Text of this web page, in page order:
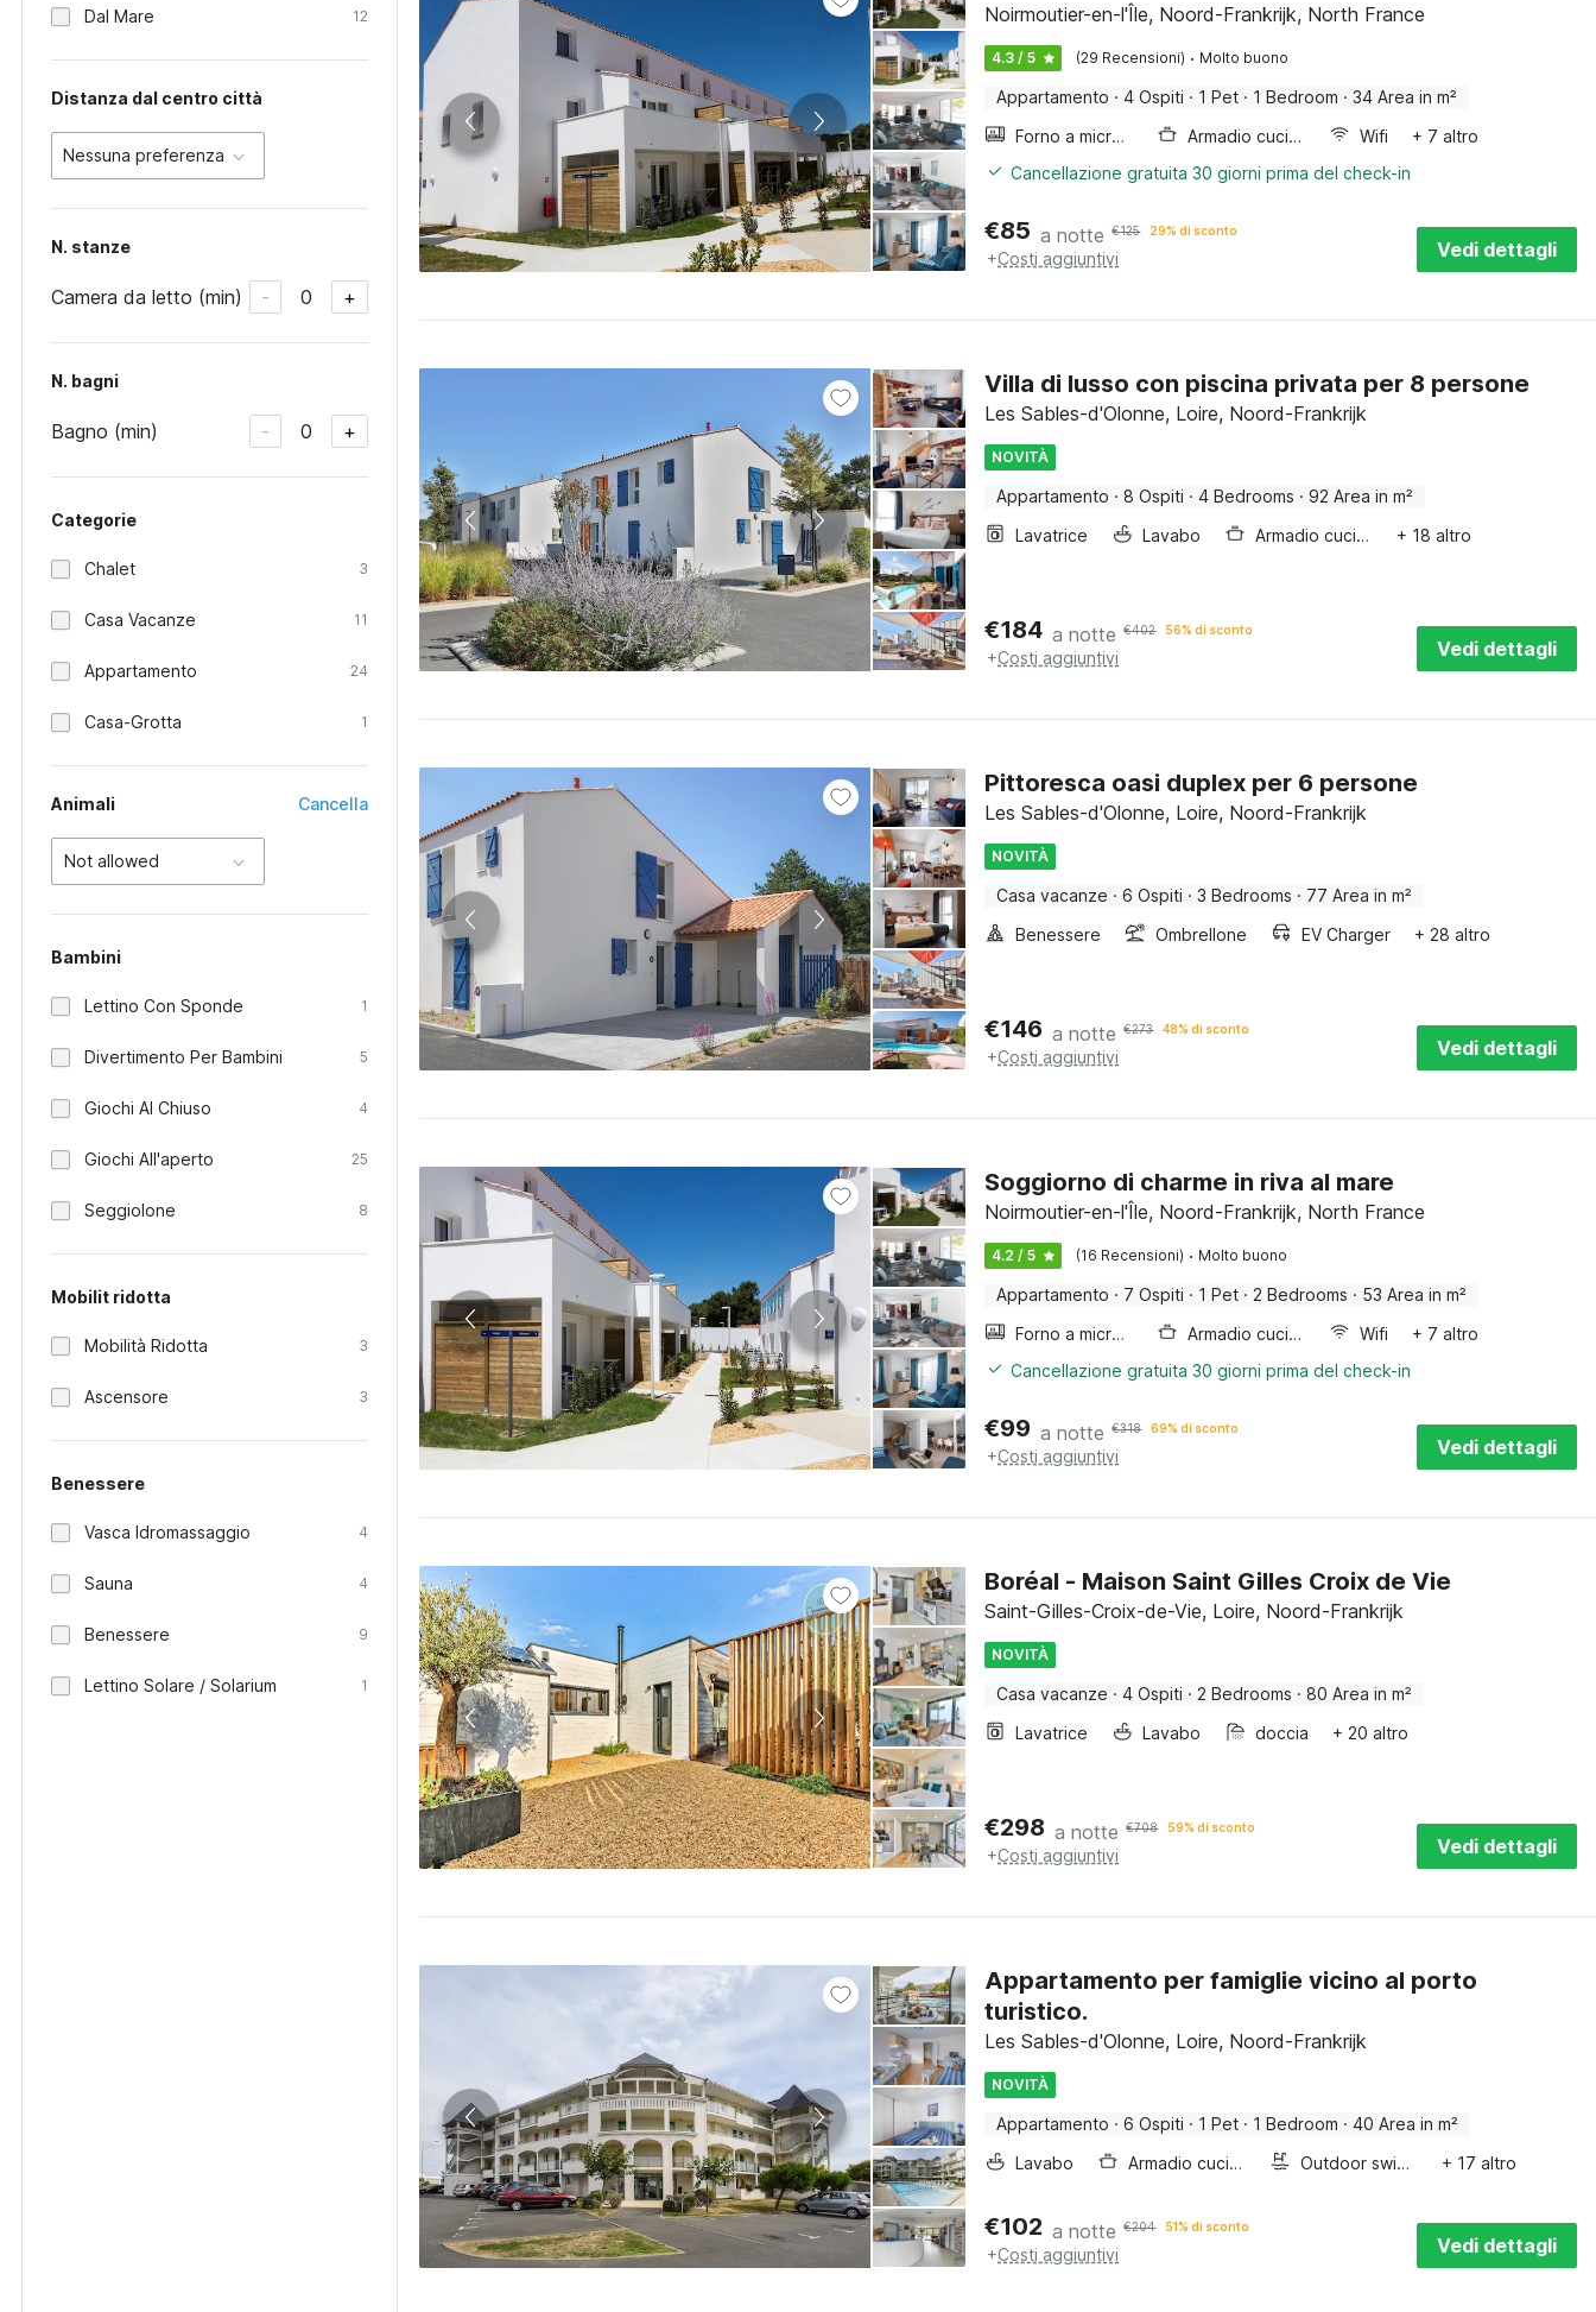
Dal Mare 12
Distanza dal centro città
Nessuna preferenza
N. stanze
Camera da letto (min) - 0 +
N. bagni
Bagno (min) - 0 +
Categorie
Chalet 3
Casa Vacanze 11
Appartamento 24
Casa-Grotta 1
Animali Cancella
Not allowed
Bambini
Lettino Con Sponde 1
Divertimento Per Bambini 5
Giochi Al Chiuso 4
Giochi All'aperto 25
Seggiolone 8
Mobilit ridotta
Mobilità Ridotta 3
Ascensore 3
Benessere
Vasca Idromassaggio 4
Sauna 4
Benessere 9
Lettino Solare / Solarium 1
Noirmoutier-en-l'Île, Noord-Frankrijk, North France
4.3 / 5 (29 Recensioni) · Molto buono
Appartamento · 4 Ospiti · 1 Pet · 1 Bedroom · 34 Area in m²
Forno a microonde combinato
Armadio cucina Wifi
+ 7 altro
Cancellazione gratuita 30 giorni prima del check-in
€85 a notte €125 29% di sconto
+Costi aggiuntivi Vedi dettagli
Villa di lusso con piscina privata per 8 persone
Les Sables-d'Olonne, Loire, Noord-Frankrijk
NOVITÀ
Appartamento · 8 Ospiti · 4 Bedrooms · 92 Area in m²
Lavatrice
Lavabo Armadio cucina + 18 altro
€184 a notte €402 56% di sconto
+Costi aggiuntivi Vedi dettagli
Pittoresca oasi duplex per 6 persone
Les Sables-d'Olonne, Loire, Noord-Frankrijk
NOVITÀ
Casa vacanze · 6 Ospiti · 3 Bedrooms · 77 Area in m²
Benessere
Ombrellone EV Charger + 28 altro
€146 a notte €273 48% di sconto
+Costi aggiuntivi Vedi dettagli
Soggiorno di charme in riva al mare
Noirmoutier-en-l'Île, Noord-Frankrijk, North France
4.2 / 5 (16 Recensioni) · Molto buono
Appartamento · 7 Ospiti · 1 Pet · 2 Bedrooms · 53 Area in m²
Forno a microonde combinato
Armadio cucina Wifi
+ 7 altro
Cancellazione gratuita 30 giorni prima del check-in
€99 a notte €318 69% di sconto
+Costi aggiuntivi Vedi dettagli
Boréal - Maison Saint Gilles Croix de Vie
Saint-Gilles-Croix-de-Vie, Loire, Noord-Frankrijk
NOVITÀ
Casa vacanze · 4 Ospiti · 2 Bedrooms · 80 Area in m²
Lavatrice
Lavabo doccia + 20 altro
€298 a notte €708 59% di sconto
+Costi aggiuntivi Vedi dettagli
Appartamento per famiglie vicino al porto
turistico.
Les Sables-d'Olonne, Loire, Noord-Frankrijk
NOVITÀ
Appartamento · 6 Ospiti · 1 Pet · 1 Bedroom · 40 Area in m²
Lavabo
Armadio cucina Outdoor swimming pool + 17 altro
€102 a notte €204 51% di sconto
+Costi aggiuntivi Vedi dettagli